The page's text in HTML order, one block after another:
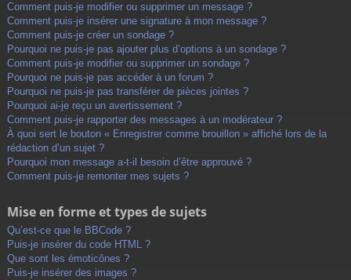
Comment puis-je modifier ou supprimer un message ?
Comment puis-je insérer une signature à mon message ?
Comment puis-je créer un sondage ?
Pourquoi ne puis-je pas ajouter plus d’options à un sondage ?
Comment puis-je modifier ou supprimer un sondage ?
Pourquoi ne puis-je pas accéder à un forum ?
Pourquoi ne puis-je pas transférer de pièces jointes ?
Pourquoi ai-je reçu un avertissement ?
Comment puis-je rapporter des messages à un modérateur ?
À quoi sert le bouton « Enregistrer comme brouillon » affiché lors de la
rédaction d’un sujet ?
Pourquoi mon message a-t-il besoin d’être approuvé ?
Comment puis-je remonter mes sujets ?
Mise en forme et types de sujets
Qu’est-ce que le BBCode ?
Puis-je insérer du code HTML ?
Que sont les émoticônes ?
Puis-je insérer des images ?